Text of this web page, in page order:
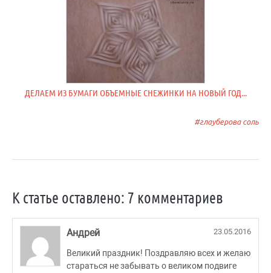
ДЕЛАЕМ ИЗ БУМАГИ ОБЪЕМНЫЕ СНЕЖИНКИ НА НОВЫЙ ГОД...
глауберова соль
К статье оставлено: 7 комментариев
Андрей 23.05.2016
Великий праздник! Поздравляю всех и желаю
стараться не забывать о великом подвиге